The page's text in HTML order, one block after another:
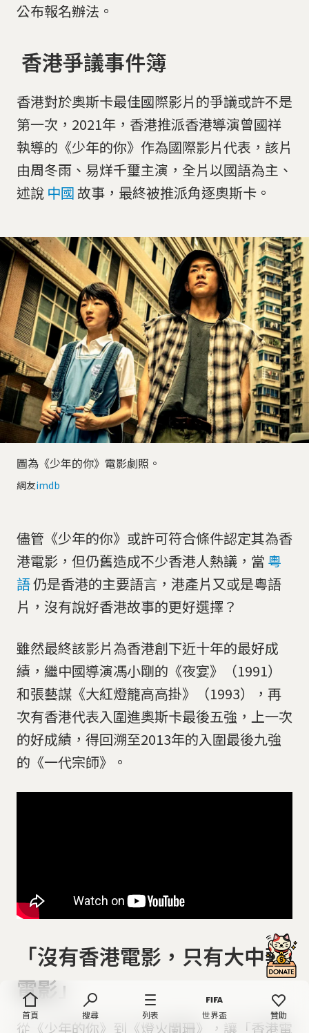
首頁 搜尋 列表 世界盃 贊助
公布報名辦法。
香港爭議事件簿
香港對於奧斯卡最佳國際影片的爭議或許不是
第一次，2021年，香港推派香港導演曾國祥
執導的《少年的你》作為國際影片代表，該片
由周冬雨、易烊千璽主演，全片以國語為主、
述說 中國故事，最終被推派角逐奧斯卡。
圖為《少年的你》電影劇照。
網友imdb
儘管《少年的你》或許可符合條件認定其為香
港電影，但仍舊造成不少香港人熱議，當 粵
語仍是香港的主要語言，港產片又或是粵語
片，沒有說好香港故事的更好選擇？
雖然最終該影片為香港創下近十年的最好成
績，繼中國導演馮小剛的《夜宴》（1991）
和張藝謀《大紅燈籠高高掛》（1993），再
次有香港代表入圍進奧斯卡最後五強，上一次
的好成績，得回溯至2013年的入圍最後九強
的《一代宗師》。
「沒有香港電影，只有大中華
電影」
從《少年的你》到《燈火闌珊》，讓「香港電